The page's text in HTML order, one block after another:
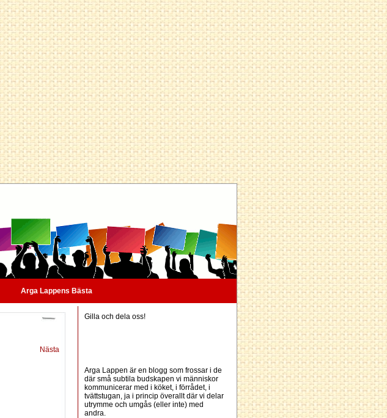
Arga Lappens Bästa
Nästa
Gilla och dela oss!
Arga Lappen är en blogg som frossar i de
där små subtila budskapen vi människor
kommunicerar med i köket, i förrådet, i
tvättstugan, ja i princip överallt där vi delar
utrymme och umgås (eller inte) med
andra.